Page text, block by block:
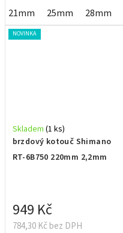
21mm 25mm 28mm
NOVINKA
brzdový kotouč Shimano
RT-6B750 220mm 2,2mm
Skladem (1 ks)
784,30 Kč bez DPH
949 Kč